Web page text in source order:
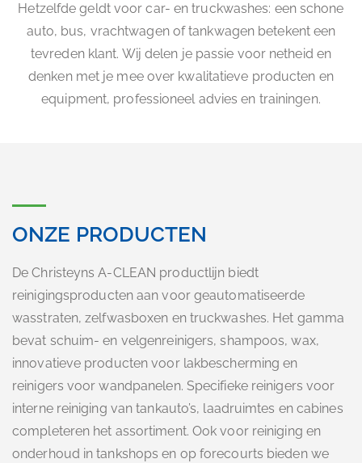
Hetzelfde geldt voor car- en truckwashes: een schone
auto, bus, vrachtwagen of tankwagen betekent een
tevreden klant. Wij delen je passie voor netheid en
denken met je mee over kwalitatieve producten en
equipment, professioneel advies en trainingen.
ONZE PRODUCTEN
De Christeyns A-CLEAN productlijn biedt
reinigingsproducten aan voor geautomatiseerde
wasstraten, zelfwasboxen en truckwashes. Het gamma
bevat schuim- en velgenreinigers, shampoos, wax,
innovatieve producten voor lakbescherming en
reinigers voor wandpanelen. Specifieke reinigers voor
interne reiniging van tankauto’s, laadruimtes en cabines
completeren het assortiment. Ook voor reiniging en
onderhoud in tankshops en op forecourts bieden we